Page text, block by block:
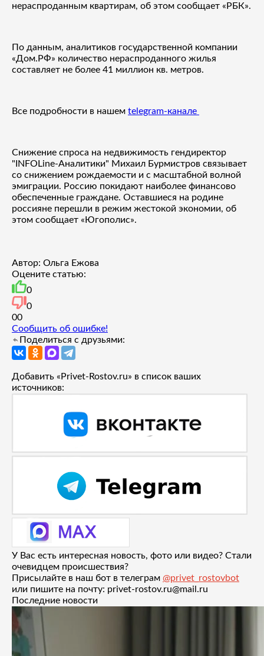
нераспроданным квартирам, об этом сообщает «РБК».
По данным, аналитиков государственной компании
«Дом.РФ» количество нераспроданного жилья
составляет не более 41 миллион кв. метров.
Все подробности в нашем telegram-канале
Снижение спроса на недвижимость гендиректор
"INFOLine-Аналитики" Михаил Бурмистров связывает
со снижением рождаемости и с масштабной волной
эмиграции. Россию покидают наиболее финансово
обеспеченные граждане. Оставшиеся на родине
россияне перешли в режим жестокой экономии, об
этом сообщает «Югополис».
Автор: Ольга Ежова
Оцените статью:
0
0
00
Сообщить об ошибке!
Поделиться с друзьями:
Добавить «Privet-Rostov.ru» в список ваших
источников:
У Вас есть интересная новость, фото или видео? Стали
очевидцем происшествия?
Присылайте в наш бот в телеграм @privet_rostovbot
или пишите на почту: privet-rostov.ru@mail.ru
Последние новости